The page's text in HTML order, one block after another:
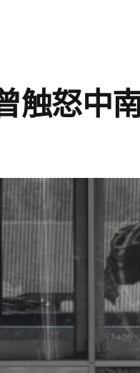
触怒中